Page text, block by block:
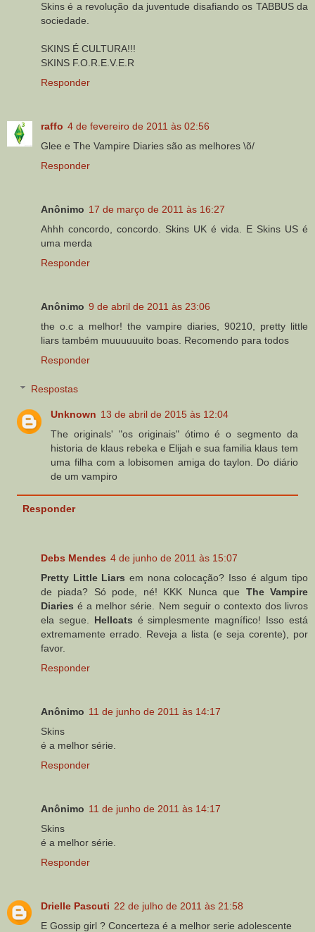
Skins é a revolução da juventude disafiando os TABBUS da
sociedade.
SKINS É CULTURA!!!
SKINS F.O.R.E.V.E.R
Responder
raffo 4 de fevereiro de 2011 às 02:56
Glee e The Vampire Diaries são as melhores \õ/
Responder
Anônimo 17 de março de 2011 às 16:27
Ahhh concordo, concordo. Skins UK é vida. E Skins US é
uma merda
Responder
Anônimo 9 de abril de 2011 às 23:06
the o.c a melhor! the vampire diaries, 90210, pretty little
liars também muuuuuuito boas. Recomendo para todos
Responder
Respostas
Unknown 13 de abril de 2015 às 12:04
The originals' "os originais" ótimo é o segmento da
historia de klaus rebeka e Elijah e sua familia klaus tem
uma filha com a lobisomen amiga do taylon. Do diário
de um vampiro
Responder
Debs Mendes 4 de junho de 2011 às 15:07
Pretty Little Liars em nona colocação? Isso é algum tipo
de piada? Só pode, né! KKK Nunca que The Vampire
Diaries é a melhor série. Nem seguir o contexto dos livros
ela segue.
Hellcats é simplesmente magnífico! Isso está
extremamente errado. Reveja a lista (e seja corente), por
favor.
Responder
Anônimo 11 de junho de 2011 às 14:17
Skins
é a melhor série.
Responder
Anônimo 11 de junho de 2011 às 14:17
Skins
é a melhor série.
Responder
Drielle Pascuti 22 de julho de 2011 às 21:58
E Gossip girl ? Concerteza é a melhor serie adolescente